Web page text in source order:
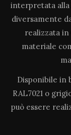
interpretata alla
diversamente
realizzata
materiale
Disponibile in
RAL7021 o
può essere